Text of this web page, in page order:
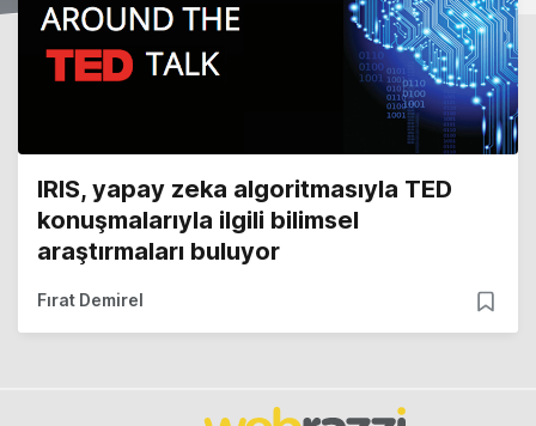
IRIS, yapay zeka algoritmasıyla TED
konuşmalarıyla ilgili bilimsel
araştırmaları buluyor
Fırat Demirel